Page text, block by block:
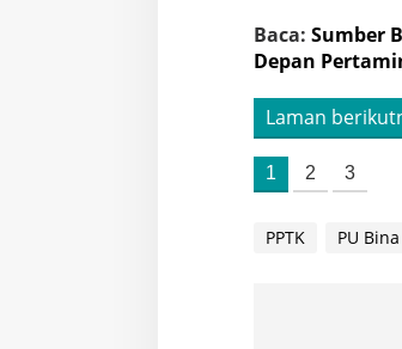
Baca: Sumber
Depan
Laman
1 2 3
PPTK PU